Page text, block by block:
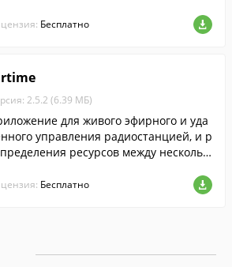
Бесплатно
2.5.2 (6.39 МБ)
для живого эфирного и уда
управления радиостанцией, и р
ресурсов между нескольк
Бесплатно